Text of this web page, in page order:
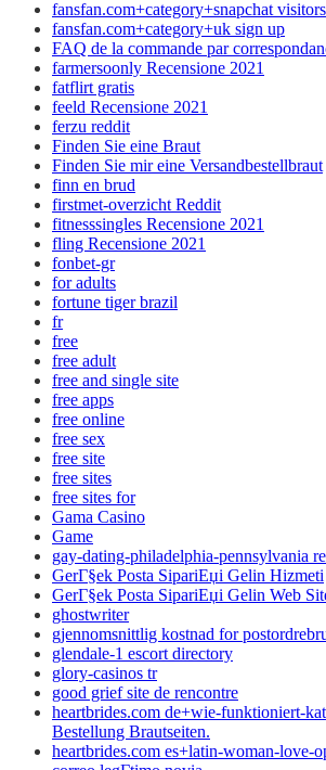
fansfan.com+category+snapchat visitors
fansfan.com+category+uk sign up
FAQ de la commande par
farmersoonly Recensione 2021
fatflirt gratis
feeld Recensione 2021
ferzu reddit
Finden Sie eine Braut
Finden Sie mir eine Versandbestellbraut
finn en brud
firstmet-overzicht Reddit
fitnesssingles Recensione 2021
fling Recensione 2021
fonbet-gr
for adults
fortune tiger brazil
fr
free
free adult
free and single site
free apps
free online
free sex
free site
free sites
free sites for
Gama Casino
Game
gay-dating-philadelphia-pennsylvania
GerГ§ek Posta SipariЕџi Gelin Hizmeti
GerГ§ek Posta SipariЕџi Gelin Web
ghostwriter
gjennomsnittlig kostnad for
glendale-1 escort directory
glory-casinos tr
good grief site de rencontre
heartbrides.com de+wie-funktioniert-
Bestellung Brautseiten.
heartbrides.com es+latin-woman-love-